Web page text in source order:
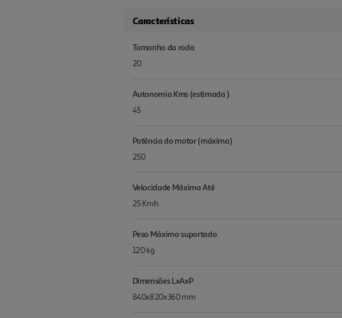
Características
Tamanho da roda
20
Autonomia Kms (estimada )
45
Potência do motor (máxima)
250
Velocidade Máxima Até
25 Kmh
Peso Máximo suportado
120 kg
Dimensões LxAxP
840x820x360 mm